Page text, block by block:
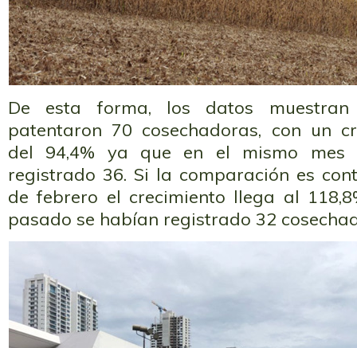
De esta forma, los datos
patentaron 70 cosechadoras, con un
del 94,4% ya que en el mismo mes
registrado 36. Si la comparación es
de febrero el crecimiento llega al
pasado se habían registrado 32